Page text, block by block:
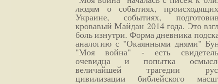
людям о событиях,
Украине, событиях,
кровавый Майдан 2014 года. Это
боль изнутри. Форма дневника
аналогию с "Окаянными днями"
"Моя война" - есть
очевидца и попытка
величайшей трагедии
цивилизации библейского